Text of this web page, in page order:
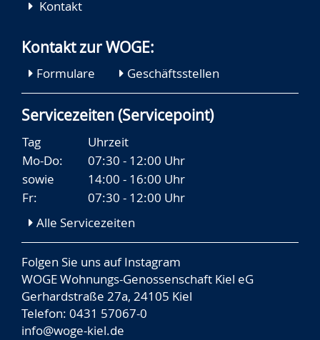
Kontakt
Kontakt zur WOGE:
Formulare Geschäftsstellen
Servicezeiten (Servicepoint)
Tag
Uhrzeit
Mo-Do:
07:30 - 12:00 Uhr
sowie
14:00 - 16:00 Uhr
Fr:
07:30 - 12:00 Uhr
Alle Servicezeiten
Folgen Sie uns aufInstagram
WOGE Wohnungs-Genossenschaft Kiel eG
Gerhardstraße 27a, 24105 Kiel
Telefon: 0431 57067-0
info@woge-kiel.de